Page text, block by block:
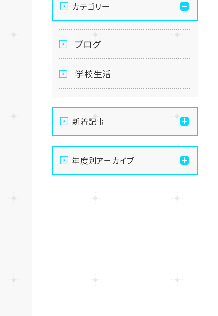
カテゴリー
ブログ
学校生活
新着記事
【なんば】体験授業で高級
感のあるマンゴータルト作
りました！🥭✨
年度別アーカイブ